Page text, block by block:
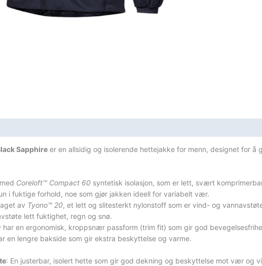
Sapphire er en allsidig og isolerende hettejakke for menn, designet for
Coreloft™ Compact 60 syntetisk isolasjon, som er lett, svært
i fuktige forhold, noe som gjør jakken ideell for variabelt vær.
av Tyono™ 20, et lett og slitesterkt nylonstoff som er vind- og
lett fuktighet, regn og snø.
har en ergonomisk, kroppsnær passform (trim fit) som gir god
en lengre bakside som gir ekstra beskyttelse og varme.
: En justerbar, isolert hette som gir god dekning og beskyttelse mot vær og